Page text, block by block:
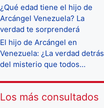
¿Qué edad tiene el hijo de
Arcángel Venezuela? La
verdad te sorprenderá
El hijo de Arcángel en
Venezuela: ¿La verdad detrás
del misterio que todos…
Los más consultados